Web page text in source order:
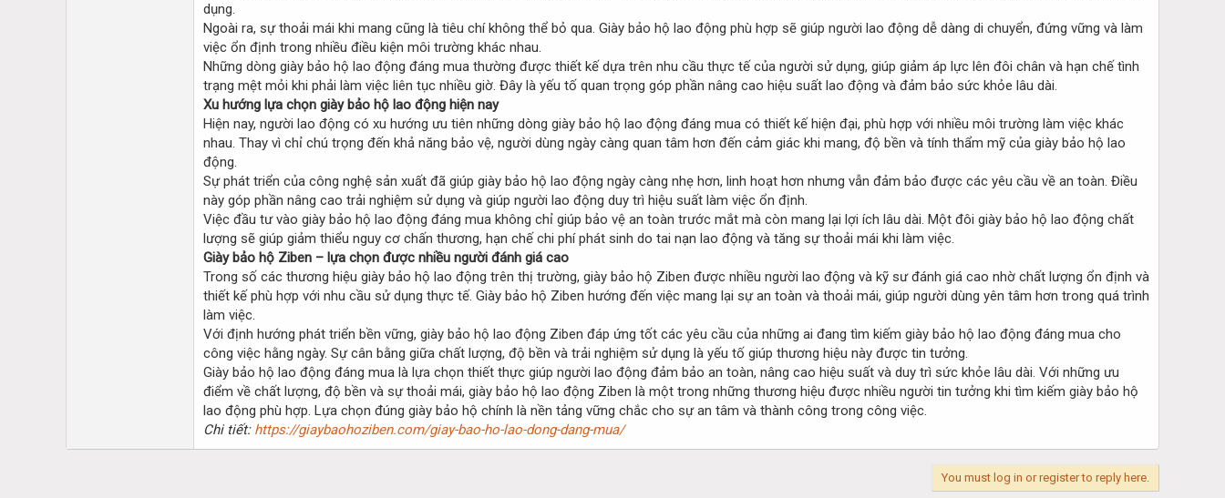
dụng.
Ngoài ra, sự thoải mái khi mang cũng là tiêu chí không thể bỏ qua. Giày bảo hộ lao động phù hợp sẽ giúp người lao động dễ dàng di chuyển, đứng vững và làm
việc ổn định trong nhiều điều kiện môi trường khác nhau.
Những dòng giày bảo hộ lao động đáng mua thường được thiết kế dựa trên nhu cầu thực tế của người sử dụng, giúp giảm áp lực lên đôi chân và hạn chế tình
trạng mệt mỏi khi phải làm việc liên tục nhiều giờ. Đây là yếu tố quan trọng góp phần nâng cao hiệu suất lao động và đảm bảo sức khỏe lâu dài.
Xu hướng lựa chọn giày bảo hộ lao động hiện nay
Hiện nay, người lao động có xu hướng ưu tiên những dòng giày bảo hộ lao động đáng mua có thiết kế hiện đại, phù hợp với nhiều môi trường làm việc khác
nhau. Thay vì chỉ chú trọng đến khả năng bảo vệ, người dùng ngày càng quan tâm hơn đến cảm giác khi mang, độ bền và tính thẩm mỹ của giày bảo hộ lao
động.
Sự phát triển của công nghệ sản xuất đã giúp giày bảo hộ lao động ngày càng nhẹ hơn, linh hoạt hơn nhưng vẫn đảm bảo được các yêu cầu về an toàn. Điều
này góp phần nâng cao trải nghiệm sử dụng và giúp người lao động duy trì hiệu suất làm việc ổn định.
Việc đầu tư vào giày bảo hộ lao động đáng mua không chỉ giúp bảo vệ an toàn trước mắt mà còn mang lại lợi ích lâu dài. Một đôi giày bảo hộ lao động chất
lượng sẽ giúp giảm thiểu nguy cơ chấn thương, hạn chế chi phí phát sinh do tai nạn lao động và tăng sự thoải mái khi làm việc.
Giày bảo hộ Ziben – lựa chọn được nhiều người đánh giá cao
Trong số các thương hiệu giày bảo hộ lao động trên thị trường, giày bảo hộ Ziben được nhiều người lao động và kỹ sư đánh giá cao nhờ chất lượng ổn định và
thiết kế phù hợp với nhu cầu sử dụng thực tế. Giày bảo hộ Ziben hướng đến việc mang lại sự an toàn và thoải mái, giúp người dùng yên tâm hơn trong quá trình
làm việc.
Với định hướng phát triển bền vững, giày bảo hộ lao động Ziben đáp ứng tốt các yêu cầu của những ai đang tìm kiếm giày bảo hộ lao động đáng mua cho
công việc hằng ngày. Sự cân bằng giữa chất lượng, độ bền và trải nghiệm sử dụng là yếu tố giúp thương hiệu này được tin tưởng.
Giày bảo hộ lao động đáng mua là lựa chọn thiết thực giúp người lao động đảm bảo an toàn, nâng cao hiệu suất và duy trì sức khỏe lâu dài. Với những ưu
điểm về chất lượng, độ bền và sự thoải mái, giày bảo hộ lao động Ziben là một trong những thương hiệu được nhiều người tin tưởng khi tìm kiếm giày bảo hộ
lao động phù hợp. Lựa chọn đúng giày bảo hộ chính là nền tảng vững chắc cho sự an tâm và thành công trong công việc.
Chi tiết: https://giaybaohoziben.com/giay-bao-ho-lao-dong-dang-mua/
You must log in or register to reply here.